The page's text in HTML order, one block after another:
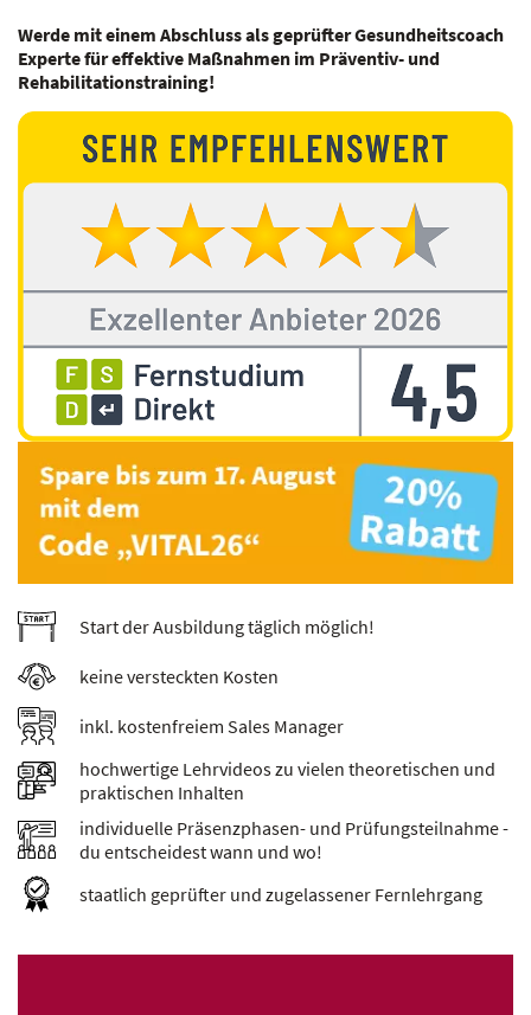
Werde mit einem Abschluss als geprüfter Gesundheitscoach
Experte für effektive Maßnahmen im Präventiv- und
Rehabilitationstraining!
Start der Ausbildung täglich möglich!
keine versteckten Kosten
inkl. kostenfreiem Sales Manager
hochwertige Lehrvideos zu vielen theoretischen und
praktischen Inhalten
individuelle Präsenzphasen- und Prüfungsteilnahme -
du entscheidest wann und wo!
staatlich geprüfter und zugelassener Fernlehrgang